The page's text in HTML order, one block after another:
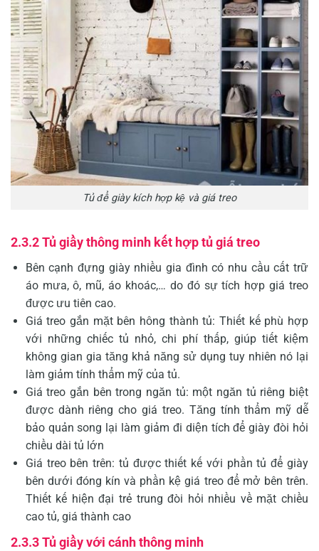
Tủ để giày kích hợp kệ và giá treo
2.3.2 Tủ giầy thông minh kết hợp tủ giá treo
Bên cạnh đựng giày nhiều gia đình có nhu cầu cất trữ
áo mưa, ô, mũ, áo khoác,… do đó sự tích hợp giá treo
được ưu tiên cao.
Giá treo gắn mặt bên hông thành tủ: Thiết kế phù hợp
với những chiếc tủ nhỏ, chi phí thấp, giúp tiết kiệm
không gian gia tăng khả năng sử dụng tuy nhiên nó lại
làm giảm tính thẩm mỹ của tủ.
Giá treo gắn bên trong ngăn tủ: một ngăn tủ riêng biệt
được dành riêng cho giá treo. Tăng tính thẩm mỹ dễ
bảo quản song lại làm giảm đi diện tích để giày đòi hỏi
chiều dài tủ lớn
Giá treo bên trên: tủ được thiết kế với phần tủ để giày
bên dưới đóng kín và phần kệ giá treo để mở bên trên.
Thiết kế hiện đại trẻ trung đòi hỏi nhiều về mặt chiều
cao tủ, giá thành cao
2.3.3 Tủ giầy với cánh thông minh